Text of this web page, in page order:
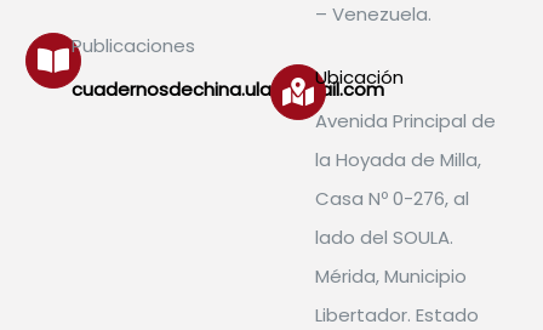
Publicaciones
cuadernosdechina.ula@gmail.com
– Venezuela.
Ubicación
Avenida Principal de
la Hoyada de Milla,
Casa Nº 0-276, al
lado del SOULA.
Mérida, Municipio
Libertador. Estado